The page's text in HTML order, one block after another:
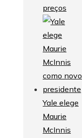
preços
Yale elege
Maurie
McInnis